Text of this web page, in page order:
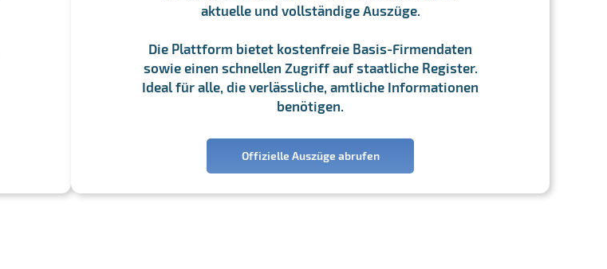
aktuelle und vollständige Auszüge.
Die Plattform bietet kostenfreie Basis-Firmendaten
sowie einen schnellen Zugriff auf staatliche Register.
Ideal für alle, die verlässliche, amtliche Informationen
benötigen.
Offizielle Auszüge abrufen